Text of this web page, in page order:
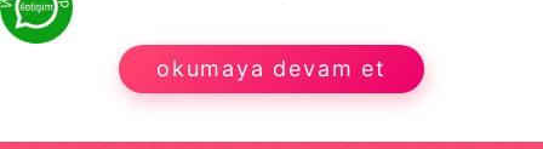
okumaya devam et